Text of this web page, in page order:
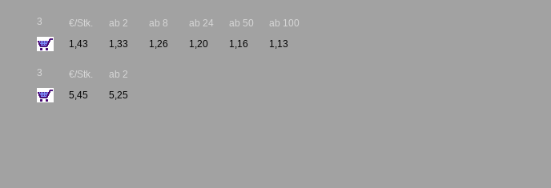
3
€/Stk.
1,43
ab 2
1,33
ab 8
1,26
ab 24
1,20
ab 50
1,16
ab 100
1,13
3
€/Stk.
5,45
ab 2
5,25